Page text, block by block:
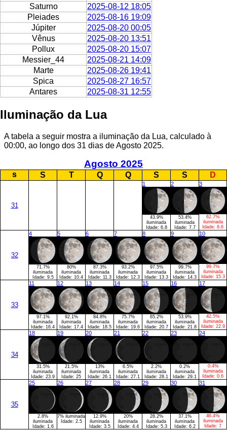
Saturno
2025-08-12 18:05
Pleiades
2025-08-16 19:09
Júpiter
2025-08-20 00:05
Vênus
2025-08-20 13:51
Pollux
2025-08-20 15:07
Messier_44
2025-08-21 14:09
Marte
2025-08-26 19:41
Spica
2025-08-27 16:57
Antares
2025-08-31 12:55
Iluminação da Lua
A tabela a seguir mostra a iluminação da Lua, calculado à
00:00, ao longo dos 31 dias de Agosto 2025.
Agosto 2025
s S T Q Q S S D
31
1
43.9%
iluminada
Idade: 6.8
2
53.4%
iluminada
Idade: 7.7
3
62.7%
iluminada
Idade: 8.6
32
4
71.7%
iluminada
Idade: 9.5
5
80%
iluminada
Idade: 10.4
6
87.3%
iluminada
Idade: 11.3
7
93.2%
iluminada
Idade: 12.3
8
97.5%
iluminada
Idade: 13.3
9
99.7%
iluminada
Idade: 14.3
10
99.7%
iluminada
Idade: 15.3
33
11
97.1%
iluminada
Idade: 16.4
12
92.1%
iluminada
Idade: 17.4
13
84.8%
iluminada
Idade: 18.5
14
75.7%
iluminada
Idade: 19.6
15
65.2%
iluminada
Idade: 20.7
16
53.9%
iluminada
Idade: 21.8
17
42.5%
iluminada
Idade: 22.9
34
18
31.5%
iluminada
Idade: 23.9
19
21.5%
iluminada
Idade: 25
20
13%
iluminada
Idade: 26.1
21
6.5%
iluminada
Idade: 27.1
22
2.2%
iluminada
Idade: 28.1
23
0.2%
iluminada
Idade: 29.1
24
0.4%
iluminada
Idade: 0.6
35
25
2.8%
iluminada
Idade: 1.6
26
7% iluminada
Idade: 2.5
27
12.9%
iluminada
Idade: 3.5
28
20%
iluminada
Idade: 4.4
29
28.2%
iluminada
Idade: 5.3
30
37.1%
iluminada
Idade: 6.2
31
46.4%
iluminada
Idade: 7